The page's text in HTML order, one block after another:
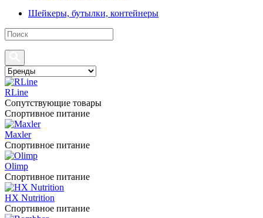
Шейкеры, бутылки, контейнеры
RLine
Сопутствующие товары
Спортивное питание
Maxler
Спортивное питание
Olimp
Спортивное питание
HX Nutrition
Спортивное питание